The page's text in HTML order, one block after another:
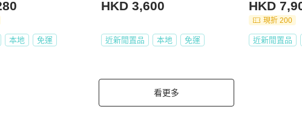
本地 免運
HKD 3,600
近新閒置品 本地 免運
HKD
現折 200
近新閒置品
看更多